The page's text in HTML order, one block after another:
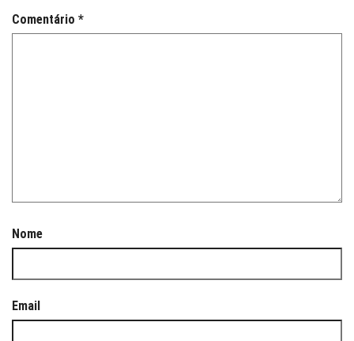
Comentário *
Nome
Email